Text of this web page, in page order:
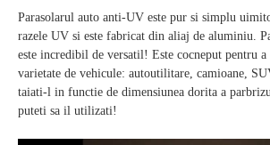
Parasolarul auto anti-UV este pur si simplu
razele UV si este fabricat din aliaj de aluminiu.
este incredibil de versatil! Este cocneput pentru
varietate de vehicule: autoutilitare, camioane,
taiati-l in functie de dimensiunea dorita a
puteti sa il utilizati!